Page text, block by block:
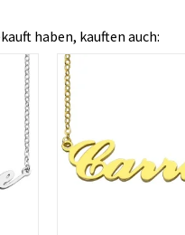
haben, kauften auch: